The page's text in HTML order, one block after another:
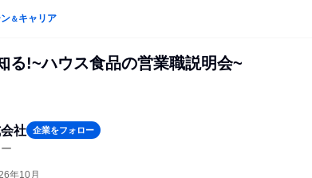
＆キャリア
る!~ハウス食品の営業職説明会~
社 企業をフォロー
年10月